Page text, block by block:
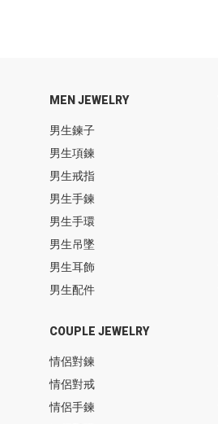
MEN JEWELRY
男生鍊子
男生項鍊
男生戒指
男生手鍊
男生手環
男生吊墜
男生耳飾
男生配件
COUPLE JEWELRY
情侶對鍊
情侶對戒
情侶手鍊